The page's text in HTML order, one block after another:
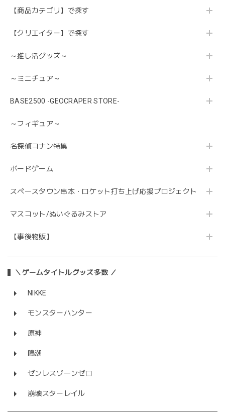
【商品カテゴリ】で探す
【クリエイター】で探す
～推し活グッズ～
～ミニチュア～
BASE2500 -GEOCRAPER STORE-
～フィギュア～
名探偵コナン特集
ボードゲーム
スペースタウン串本・ロケット打ち上げ応援プロジェクト
マスコット/ぬいぐるみストア
【事後物販】
＼ゲームタイトルグッズ多数 ／
NIKKE
モンスターハンター
原神
鳴潮
ゼンレスゾーンゼロ
崩壊スターレイル